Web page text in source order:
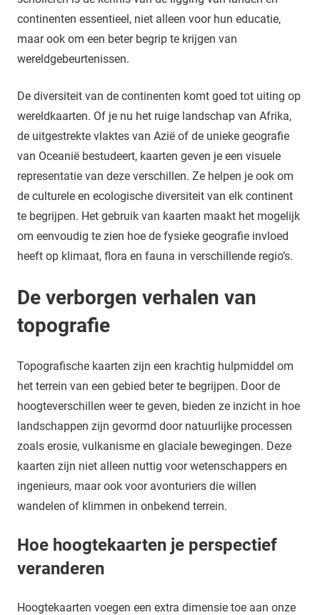
continenten essentieel, niet alleen voor hun educatie,
maar ook om een beter begrip te krijgen van
wereldgebeurtenissen.
De diversiteit van de continenten komt goed tot uiting op
wereldkaarten. Of je nu het ruige landschap van Afrika,
de uitgestrekte vlaktes van Azië of de unieke geografie
van Oceanië bestudeert, kaarten geven je een visuele
representatie van deze verschillen. Ze helpen je ook om
de culturele en ecologische diversiteit van elk continent
te begrijpen. Het gebruik van kaarten maakt het mogelijk
om eenvoudig te zien hoe de fysieke geografie invloed
heeft op klimaat, flora en fauna in verschillende regio’s.
De verborgen verhalen van
topografie
Topografische kaarten zijn een krachtig hulpmiddel om
het terrein van een gebied beter te begrijpen. Door de
hoogteverschillen weer te geven, bieden ze inzicht in hoe
landschappen zijn gevormd door natuurlijke processen
zoals erosie, vulkanisme en glaciale bewegingen. Deze
kaarten zijn niet alleen nuttig voor wetenschappers en
ingenieurs, maar ook voor avonturiers die willen
wandelen of klimmen in onbekend terrein.
Hoe hoogtekaarten je perspectief
veranderen
Hoogtekaarten voegen een extra dimensie toe aan onze